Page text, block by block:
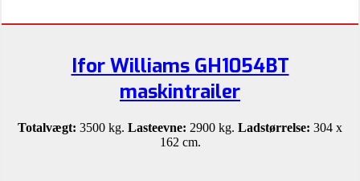
Ifor Williams GH1054BT
maskintrailer
Totalvægt: 3500 kg. Lasteevne: 2900 kg. Ladstørrelse: 304 x
162 cm.